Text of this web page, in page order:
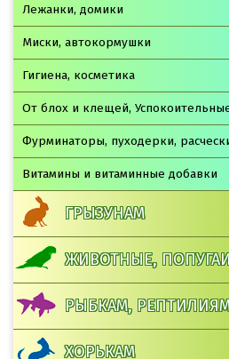
Лежанки, домики
Миски, автокормушки
Гигиена, косметика
От блох и клещей,
Фурминаторы, пуходерки,
Витамины и витаминные добавки
ГРЫЗУНАМ
ЖИВОТНЫЕ,
РЫБКАМ,
ХОРЬКАМ